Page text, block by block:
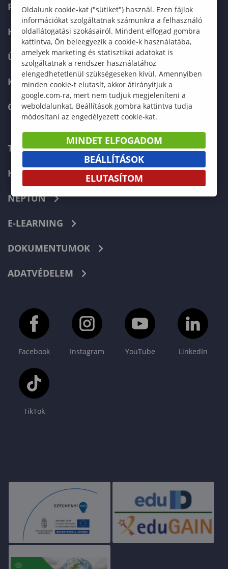
FELVÉTELIZŐKNEK
HALLGATÓKNAK
ÜZLETI PARTNEREKNEK
KARRIER
GREEN UNIVERSITY
TELEFONKÖNYV
HIBABEJELENTÉS
NEPTUN
E-LEARNING
DOKUMENTUMOK
ADATVÉDELEM
Facebook Instagram YouTube LinkedIn
TikTok
Oldalunk cookie-kat ("sütiket") használ. Ezen fájlok
információkat szolgáltatnak számunkra a felhasználó
oldallátogatási szokásairól. Mindent elfogad gombra
kattintva, Ön beleegyezik a cookie-k használatába,
amelyek marketing és statisztikai adatokat is
szolgáltatnak a rendszer használatához
elengedhetetlenül szükségeseken kívül. Amennyiben
minden cookie-t elutasít, akkor átirányítjuk a
google.com-ra, mert nem tudjuk megjeleníteni a
weboldalunkat. Beállítások gombra kattintva tudja
módosítani az engedélyezett cookie-kat.
MINDET ELFOGADOM
BEÁLLÍTÁSOK
ELUTASÍTOM